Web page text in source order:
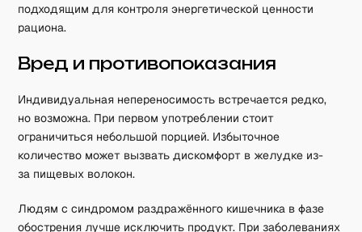
подходящим для контроля энергетической ценности
рациона.
Вред и противопоказания
Индивидуальная непереносимость встречается редко,
но возможна. При первом употреблении стоит
ограничиться небольшой порцией. Избыточное
количество может вызвать дискомфорт в желудке из-
за пищевых волокон.
Людям с синдромом раздражённого кишечника в фазе
обострения лучше исключить продукт. При заболеваниях